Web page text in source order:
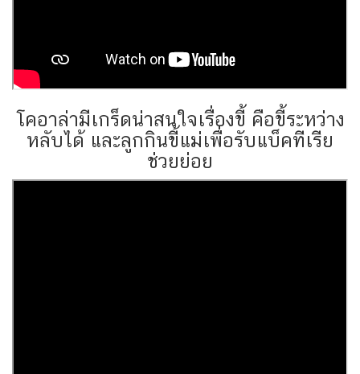
โคอาล่ามีเกร็ดน่าสนใจเรื่องขี้ คือขี้ระหว่าง
หลับได้ และลูกกินขี้แม่เพื่อรับแบ็คทีเรีย
ช่วยย่อย